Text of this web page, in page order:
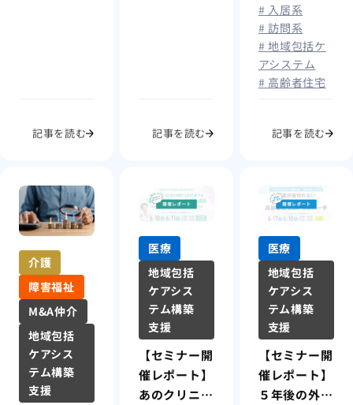
記事を読む 記事を読む
# 入居系
# 訪問系
# 地域包括ケ
アシステム
# 高齢者住宅
記事を読む
介護
障害福祉
M&A仲介
地域包括
ケアシス
テム構築
支援
医療
地域包括
ケアシス
テム構築
支援
【セミナー開
催レポート】
あのクリニッ
医療
地域包括
ケアシス
テム構築
支援
【セミナー開
催レポート】
５年後の外来